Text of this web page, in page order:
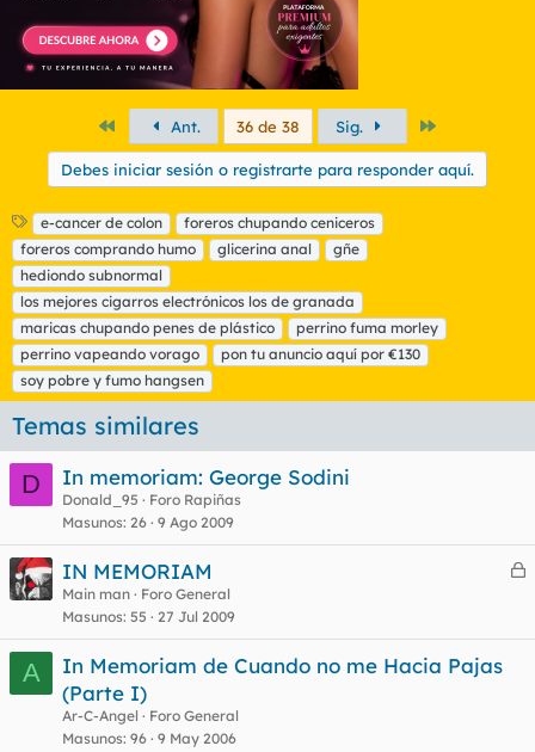
PrimeroAnt. 36 de 38 Sig.
Debes iniciar sesión o registrarte para responder aquí.
E
t
i
q
u
e
t
a
s
e-cancer de colon
foreros chupando ceniceros
foreros comprando humo
glicerina anal
gñe
hediondo subnormal
los mejores cigarros electrónicos los de granada
maricas chupando penes de plástico
perrino fuma morley
perrino vapeando vorago
pon tu anuncio aquí por €130
soy pobre y fumo hangsen
Temas similares
D
In memoriam: George Sodini
Donald_95
Foro Rapiñas
Masunos 26 9 Ago 2009
C
r
IN MEMORIAM
Main man
Foro General
Masunos 55 27 Jul 2009
A
In Memoriam de Cuando no me Hacia Pajas
(Parte I)
Ar-C-Angel
Foro General
Masunos 96 9 May 2006